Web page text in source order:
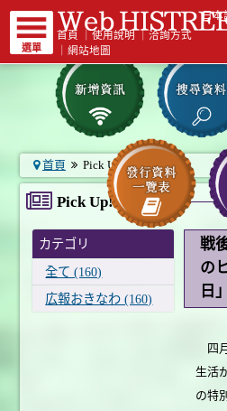
選單
首頁 ｜使用說明 ｜洽詢方式
｜網站地圖
日本
首頁 Pick Up! 主題
Pick Up! 主題
カテゴリ
全て (160)
広報おきなわ (160)
戦
の
日」
四
生活
の特